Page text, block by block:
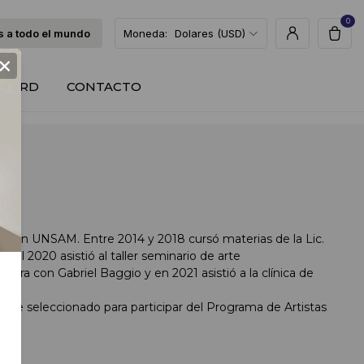
a todo el mundo Moneda: Dolares (USD)
0
CARD CONTACTO
en UNSAM. Entre 2014 y 2018 cursó materias de la Lic.
el 2020 asistió al taller seminario de arte
con Gabriel Baggio y en 2021 asistió a la clínica de
seleccionado para participar del Programa de Artistas
×